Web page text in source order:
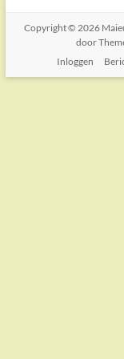
Copyright © 2026
door
Inloggen